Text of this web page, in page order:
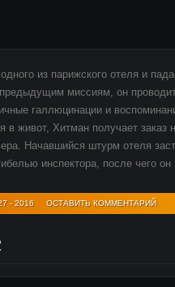
из парижского отеля и
миссиям, он
галлюцинации и
в живот, Хитман получает
Начавшийся штурм отеля
инспектора, после чего
- 2016 ОСТАВИТЬ КОММЕНТАРИЙ